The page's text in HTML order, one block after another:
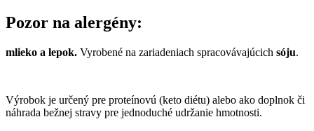
Pozor na alergény:
mlieko a lepok. Vyrobené na zariadeniach spracovávajúcich sóju.
Výrobok je určený pre proteínovú (keto diétu) alebo ako doplnok či
náhrada bežnej stravy pre jednoduché udržanie hmotnosti.